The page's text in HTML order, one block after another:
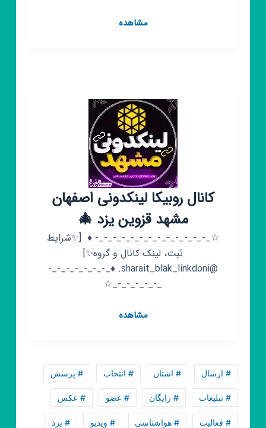
مشاهدهکانال
(ساماندهی)
کانال روبیکا لینکدونی اصفهان
مشهد قزوین یزد 🎄
☆_-_-_-_-_-_-_-_-_-_-_-_-_- ♦️ ‌‌ [✨️شرایط
ثبت، لینک کانال و گروه✨️]
@sharait_blak_linkdoni. ♦️_-_-_-_-_-_-_-
_-_-_-_-_-_☆
مشاهدهکانال
مشهد
قزوین
یزد
🎄
# ارسال # استان # انتخاب # پرسش
# تبلیغات # رایگان # عضو # عکس
# فعالیت # هواشناسی # ویدیو # یزد